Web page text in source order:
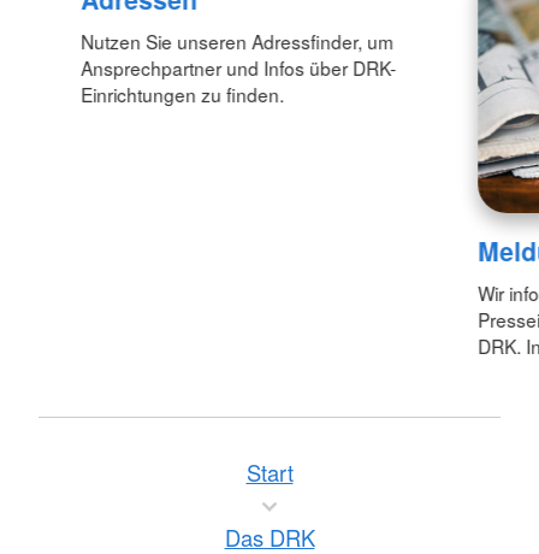
Nutzen Sie unseren Adressfinder, um
Ansprechpartner und Infos über DRK-
Einrichtungen zu finden.
Wir
DRK.
Start
Das DRK